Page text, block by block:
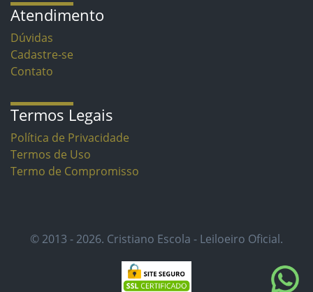
Atendimento
Dúvidas
Cadastre-se
Contato
Termos Legais
Política de Privacidade
Termos de Uso
Termo de Compromisso
© 2013 - 2026. Cristiano Escola - Leiloeiro Oficial.